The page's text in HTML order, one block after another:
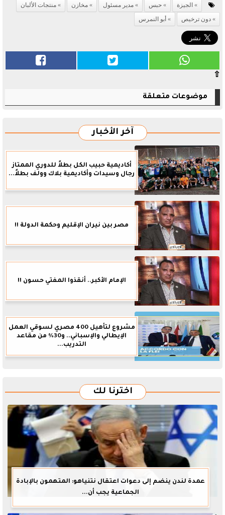
الجيزة حبس مدير مسئول مخازن
منتجات الألبان
دون ترخيص
أبو النمرس
⇧
موضوعات متعلقة
آخر الأخبار
أكاديمية حبيب الكل بطلاً للدوري الممتاز
رجال وسيدات وأكاديمية بلاك وولف بطلاً...
مصر بين نيران الإقليم وحكمة الدولة !!
الإمام الأكبر.. أنقذوا المفتي حسون !!
مشروع لتأهيل 400 مصري لسوقي العمل
الإيطالي والإسباني.. و30% من مقاعد
التدريب...
اخترنا لك
عمدة لندن ينضم إلى دعوات اعتقال نتنياهو: المتهمون بالإبادة
الجماعية يجب أن...